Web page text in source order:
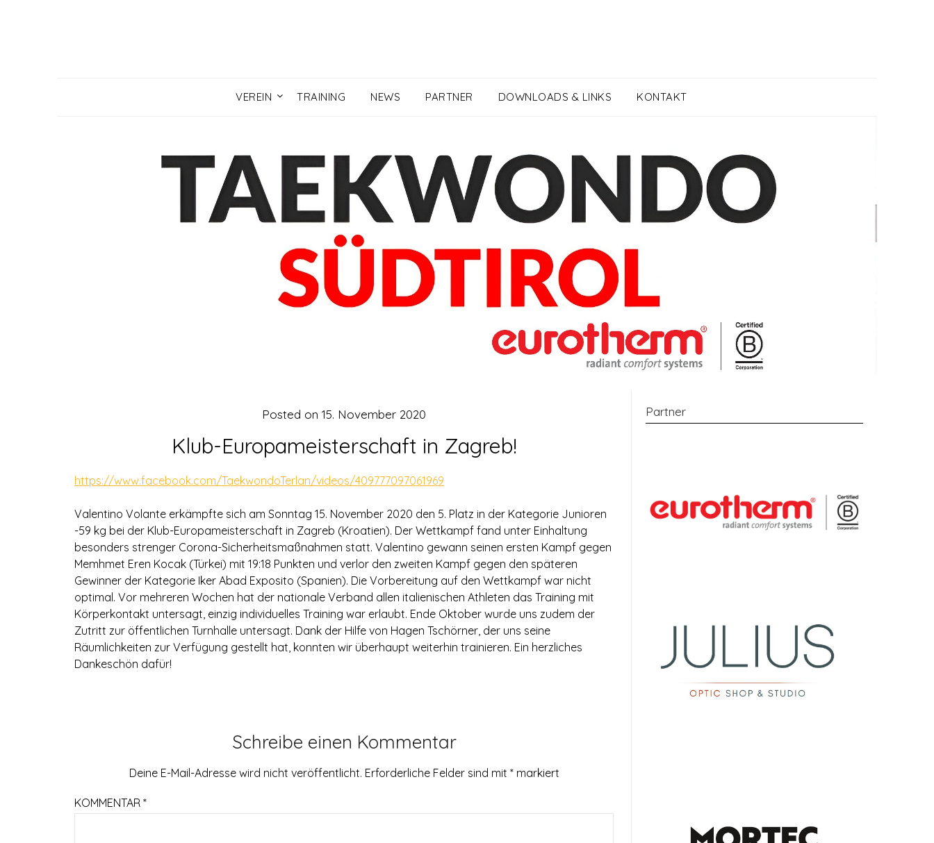
VEREIN TRAINING NEWS PARTNER DOWNLOADS & LINKS KONTAKT
Klub-Europameisterschaft in Zagreb!
Posted on 15. November 2020
https://www.facebook.com/TaekwondoTerlan/videos/409777097061969
Valentino Volante erkämpfte sich am Sonntag 15. November 2020 den 5. Platz in der Kategorie Junioren
-59 kg bei der Klub-Europameisterschaft in Zagreb (Kroatien). Der Wettkampf fand unter Einhaltung
besonders strenger Corona-Sicherheitsmaßnahmen statt. Valentino gewann seinen ersten Kampf gegen
Memhmet Eren Kocak (Türkei) mit 19:18 Punkten und verlor den zweiten Kampf gegen den späteren
Gewinner der Kategorie Iker Abad Exposito (Spanien). Die Vorbereitung auf den Wettkampf war nicht
optimal. Vor mehreren Wochen hat der nationale Verband allen italienischen Athleten das Training mit
Körperkontakt untersagt, einzig individuelles Training war erlaubt. Ende Oktober wurde uns zudem der
Zutritt zur öffentlichen Turnhalle untersagt. Dank der Hilfe von Hagen Tschörner, der uns seine
Räumlichkeiten zur Verfügung gestellt hat, konnten wir überhaupt weiterhin trainieren. Ein herzliches
Dankeschön dafür!
Schreibe einen Kommentar
Deine E-Mail-Adresse wird nicht veröffentlicht. Erforderliche Felder sind mit *markiert
KOMMENTAR *
Partner